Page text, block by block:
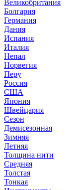
Великобритания
Болгария
Германия
Дания
Испания
Италия
Непал
Норвегия
Перу
Россия
США
Япония
Швейцария
Сезон
Демисезонная
Зимняя
Летняя
Толщина нити
Средняя
Толстая
Тонкая